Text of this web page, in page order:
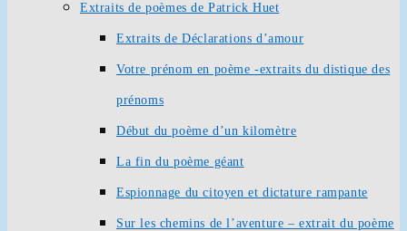
Extraits de poèmes de Patrick Huet
Extraits de Déclarations d’amour
Votre prénom en poème -extraits du distique des
prénoms
Début du poème d’un kilomètre
La fin du poème géant
Espionnage du citoyen et dictature rampante
Sur les chemins de l’aventure – extrait du poème